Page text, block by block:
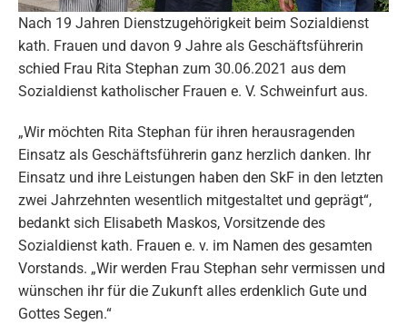
Nach 19 Jahren Dienstzugehörigkeit beim Sozialdienst
kath. Frauen und davon 9 Jahre als Geschäftsführerin
schied Frau Rita Stephan zum 30.06.2021 aus dem
Sozialdienst katholischer Frauen e. V. Schweinfurt aus.
„Wir möchten Rita Stephan für ihren herausragenden
Einsatz als Geschäftsführerin ganz herzlich danken. Ihr
Einsatz und ihre Leistungen haben den SkF in den letzten
zwei Jahrzehnten wesentlich mitgestaltet und geprägt“,
bedankt sich Elisabeth Maskos, Vorsitzende des
Sozialdienst kath. Frauen e. v. im Namen des gesamten
Vorstands. „Wir werden Frau Stephan sehr vermissen und
wünschen ihr für die Zukunft alles erdenklich Gute und
Gottes Segen.“